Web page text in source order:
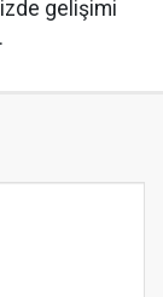
gelişimi